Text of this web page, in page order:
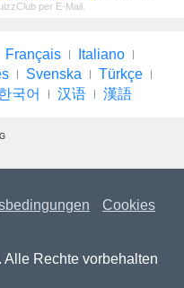
per E-Mail.
Français
Italiano
Svenska
Türkçe
국어 汉语 漢語
Cookies
Rechte vorbehalten